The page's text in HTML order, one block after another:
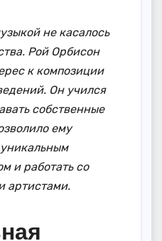
не касалось
Рой Орбисон
к композиции
Он учился
собственные
ему
и работать со
артистами.